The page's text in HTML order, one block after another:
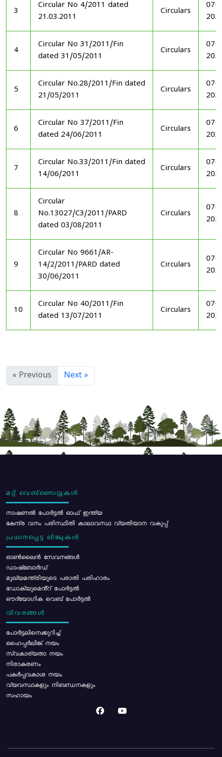
3
Circular No 4/2011 dated
21.03.2011
Circulars
07-
4
Circular No 31/2011/Fin
dated 31/05/2011
Circulars
07-
5
Circular No.28/2011/Fin dated
21/05/2011
Circulars
07-
6
Circular No 37/2011/Fin
dated 24/06/2011
Circulars
07-
7
Circular No.33/2011/Fin dated
14/06/2011
Circulars
07-
8
Circular
No.13027/C3/2011/PARD
dated 03/08/2011
Circulars
07-
9
Circular No 9661/AR-
14/2/2011/PARD dated
30/06/2011
Circulars
07-
10
Circular No 40/2011/Fin
dated 13/07/2011
Circulars
07-
« Previous Next »
മറ്റ് വെബ്സൈറ്റുകൾ
നാഷണൽ പോർട്ടൽ ഓഫ് ഇന്ത്യ
കേന്ദ്ര വനം പരിസ്ഥിതി കാലാവസ്ഥ വ്യതിയാന വകുപ്പ്
പ്രധാനപ്പെട്ട ലിങ്കുകൾ
ഓൺലൈൻ സേവനങ്ങൾ
ഡാഷ്ബോർഡ്
മുഖ്യമന്ത്രിയുടെ പരാതി പരിഹാരം
ഡോക്യുമെൻ്റ് പോർട്ടൽ
ഔദ്യോഗിക വെബ് പോർട്ടൽ
വിവരങ്ങൾ
പോര്‍ട്ടലിനെക്കുറിച്ച്
ഹൈപ്പർലിങ്ക് നയം
സ്വകാര്യതാ നയം
നിരാകരണം
പകർപ്പവകാശ നയം
വ്യവസ്ഥകളും നിബന്ധനകളും
സഹായം